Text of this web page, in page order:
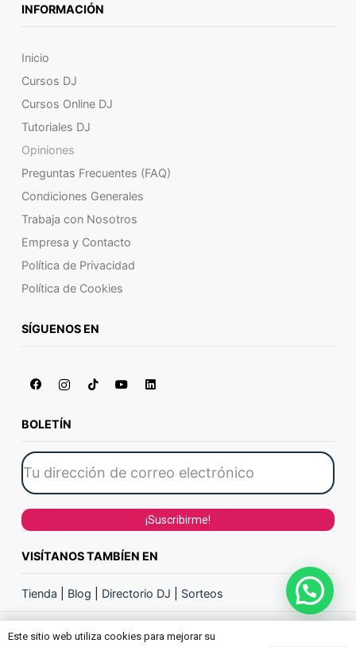
INFORMACIÓN
Inicio
Cursos DJ
Cursos Online DJ
Tutoriales DJ
Opiniones
Preguntas Frecuentes (FAQ)
Condiciones Generales
Trabaja con Nosotros
Empresa y Contacto
Política de Privacidad
Política de Cookies
SÍGUENOS EN
BOLETÍN
VISÍTANOS TAMBÍEN EN
Tienda Blog Directorio DJ Sorteos
Este sitio web utiliza cookies para mejorar su